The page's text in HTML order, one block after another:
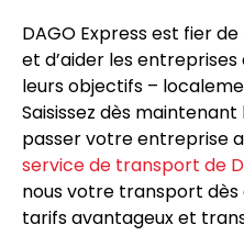
DAGO Express est fier
et d’aider les
leurs objectifs –
Saisissez dès
passer votre entreprise
service de transport de
nous votre transport dès
tarifs avantageux et